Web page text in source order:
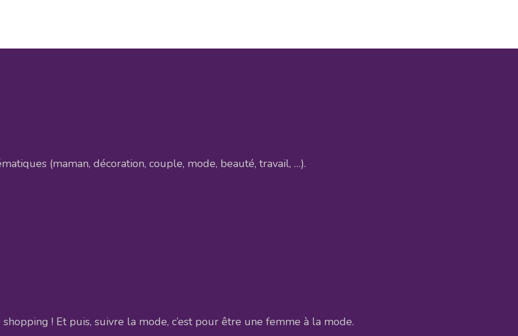
(maman, décoration, couple, mode, beauté, travail, …).
! Et puis, suivre la mode, c’est pour être une femme à la mode.